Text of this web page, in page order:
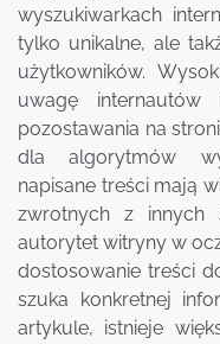
wyszukiwarkach
tylko unikalne, ale
użytkowników.
uwagę internautów
pozostawania na
dla algorytmów
napisane treści mają
zwrotnych z innych
autorytet witryny w
dostosowanie treści
szuka konkretnej
artykule, istnieje